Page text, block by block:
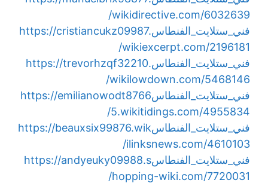
wikidirective.com/6032639/
فني_ستلايت_الفنطاسhttps://cristiancukz09987.
wikiexcerpt.com/2196181/
فني_ستلايت_الفنطاسhttps://trevorhzqf32210.
wikilowdown.com/5468146/
فني_ستلايت_الفنطاسhttps://emilianowodt8766
5.wikitidings.com/4955834/
فني_ستلايت_الفنطاسhttps://beauxsix99876.wik
ilinksnews.com/4610103/
فني_ستلايت_الفنطاسhttps://andyeuky09988.s
hopping-wiki.com/7720031/